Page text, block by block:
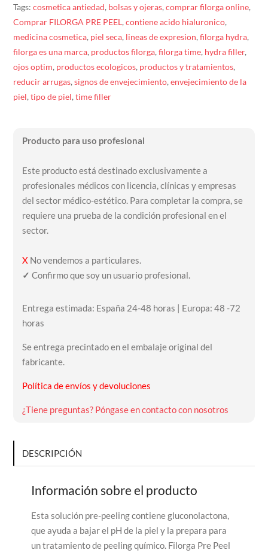
Tags:cosmetica antiedad, bolsas y ojeras,comprar filorga online,
Comprar FILORGA PRE PEEL,contiene acido hialuronico,
medicina cosmetica, piel seca, lineas de expresion,filorga hydra,
filorga es una marca, productos filorga,filorga time, hydra filler,
ojos optim, productos ecologicos, productos y tratamientos,
reducir arrugas,signos de envejecimiento,envejecimiento de la
piel,tipo de piel,time filler
Producto para uso profesional
Este producto está destinado exclusivamente a
profesionales médicos con licencia, clínicas y empresas
del sector médico-estético. Para completar la compra, se
requiere una prueba de la condición profesional en el
sector.
X No vendemos a particulares.
✓ Confirmo que soy un usuario profesional.
Entrega estimada: España 24-48 horas | Europa: 48 -72
horas
Se entrega precintado en el embalaje original del
fabricante.
Política de envíos y devoluciones
¿Tiene preguntas? Póngase en contacto con nosotros
DESCRIPCIÓN
Información sobre el producto
Esta solución pre-peeling contiene gluconolactona,
que ayuda a bajar el pH de la piel y la prepara para
un tratamiento de peeling químico. Filorga Pre Peel